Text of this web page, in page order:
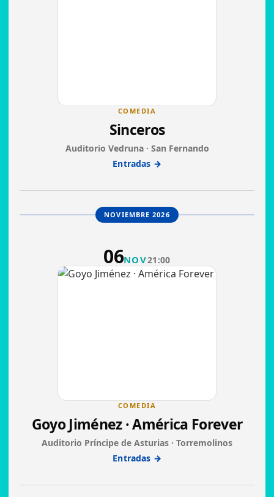
COMEDIA
Sinceros
Auditorio Vedruna · San Fernando
Entradas →
NOVIEMBRE 2026
06NOV21:00
COMEDIA
Goyo Jiménez · América Forever
Auditorio Príncipe de Asturias · Torremolinos
Entradas →